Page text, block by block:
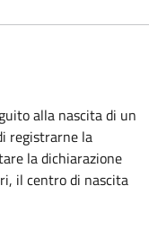
alla nascita di un
registrarne la
la dichiarazione
il centro di nascita